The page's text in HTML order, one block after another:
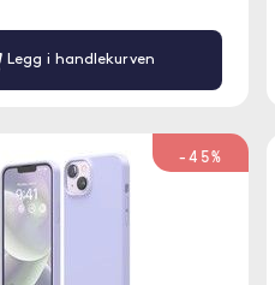
Legg i handlekurven
-45%